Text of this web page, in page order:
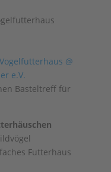
Basteltreff für
Futterhaus